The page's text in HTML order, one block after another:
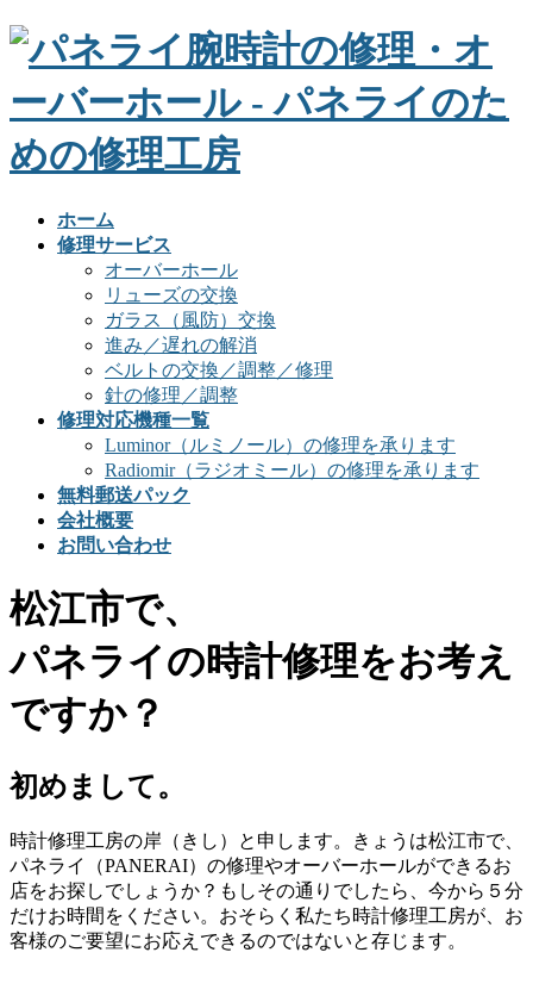
ホーム
修理サービス
オーバーホール
リューズの交換
ガラス（風防）交換
進み／遅れの解消
ベルトの交換／調整／修理
針の修理／調整
修理対応機種一覧
Luminor（ルミノール）の修理を承ります
Radiomir（ラジオミール）の修理を承ります
無料郵送パック
会社概要
お問い合わせ
松江市で、
パネライの時計修理をお考え
ですか？
初めまして。
時計修理工房の岸（きし）と申します。きょうは松江市で、
パネライ（PANERAI）の修理やオーバーホールができるお
店をお探しでしょうか？もしその通りでしたら、今から５分
だけお時間をください。おそらく私たち時計修理工房が、お
客様のご要望にお応えできるのではないと存じます。